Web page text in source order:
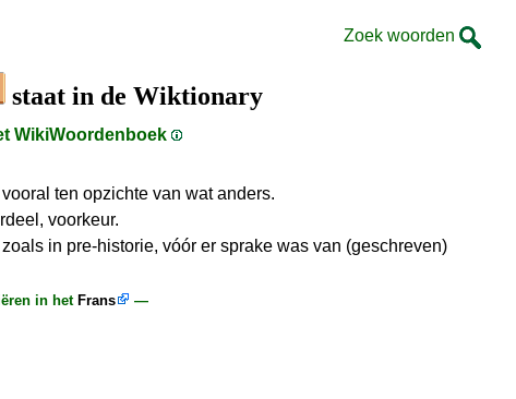
Zoek woorden
staat in de Wiktionary
WikiWoordenboek
ten opzichte van wat anders.
voorkeur.
in pre-historie, vóór er sprake was van (geschreven)
in het Frans —